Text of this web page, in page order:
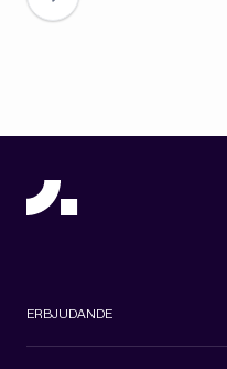
ERBJUDANDE